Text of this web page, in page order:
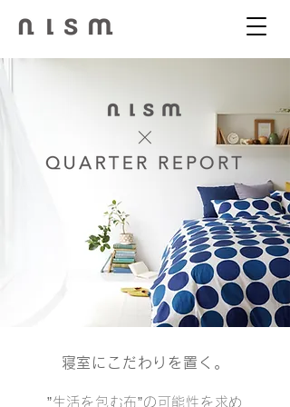
寝室にこだわりを置く。
”生活を包む布”の可能性を求め